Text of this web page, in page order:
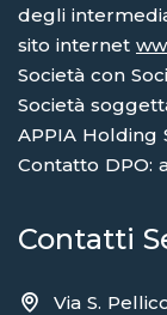
degli
sito internet
Società con
Società
APPIA Holding
Contatto DPO:
Contatti
Via S.